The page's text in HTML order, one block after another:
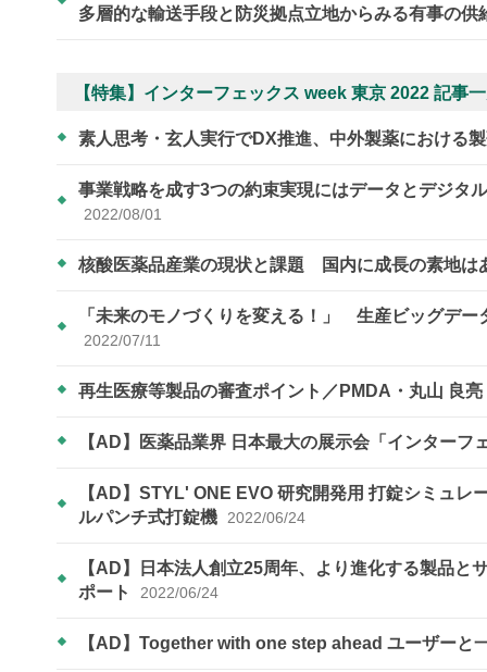
多層的な輸送手段と防災拠点立地からみる有事の
【特集】インターフェックス week 東京 2022 記事
素人思考・玄人実行でDX推進、中外製薬における
事業戦略を成す3つの約束実現にはデータとデジ
2022/08/01
核酸医薬品産業の現状と課題 国内に成長の素地は
「未来のモノづくりを変える！」 生産ビッグデ
2022/07/11
再生医療等製品の審査ポイント／PMDA・丸山 良
【AD】医薬品業界 日本最大の展示会「インター
【AD】STYL' ONE EVO 研究開発用 打錠シミュ
ルパンチ式打錠機
2022/06/24
【AD】日本法人創立25周年、より進化する製品
ポート
2022/06/24
【AD】Together with one step ahead ユーザーと